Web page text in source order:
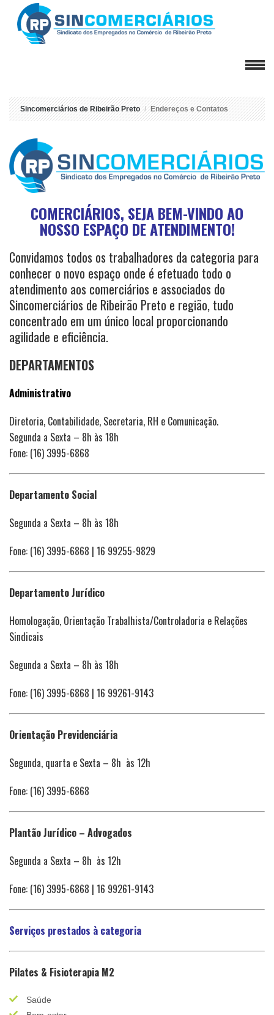
Sincomerciários de Ribeirão Preto Endereços e Contatos
COMERCIÁRIOS, SEJA BEM-VINDO AO
NOSSO ESPAÇO DE ATENDIMENTO!
Convidamos todos os trabalhadores da categoria para
conhecer o novo espaço onde é efetuado todo o
atendimento aos comerciários e associados do
Sincomerciários de Ribeirão Preto e região, tudo
concentrado em um único local proporcionando
agilidade e eficiência.
DEPARTAMENTOS
Administrativo
Diretoria, Contabilidade, Secretaria, RH e Comunicação.
Segunda a Sexta – 8h às 18h
Fone: (16) 3995-6868
Departamento Social
Segunda a Sexta – 8h às 18h
Fone: (16) 3995-6868 | 16 99255-9829
Departamento Jurídico
Homologação, Orientação Trabalhista/Controladoria e Relações
Sindicais
Segunda a Sexta – 8h às 18h
Fone: (16) 3995-6868 | 16 99261-9143
Orientação Previdenciária
Segunda, quarta e Sexta – 8h às 12h
Fone: (16) 3995-6868
Plantão Jurídico – Advogados
Segunda a Sexta – 8h às 12h
Fone: (16) 3995-6868 | 16 99261-9143
Serviços prestados à categoria
Pilates & Fisioterapia M2
Saúde